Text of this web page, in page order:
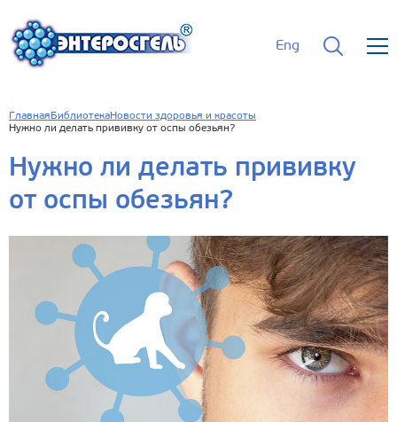
Eng
Главная БиблиотекаНовости здоровья и красоты
Нужно ли делать прививку от оспы обезьян?
Нужно ли делать прививку
от оспы обезьян?